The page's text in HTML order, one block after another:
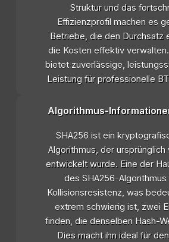
Struktur und das
Effizienzprofil machen es
Betriebe, die den Durchsatz
die Kosten effektiv
bietet zuverlässige,
Leistung für professionelle
Algorithmus-
SHA256 ist ein
Algorithmus, der ursprünglich
entwickelt wurde. Eine der
des SHA256-Algorithmus
Kollisionsresistenz, was
extrem schwierig ist, zwei
finden, die denselben Hash-
Dies macht ihn ideal für